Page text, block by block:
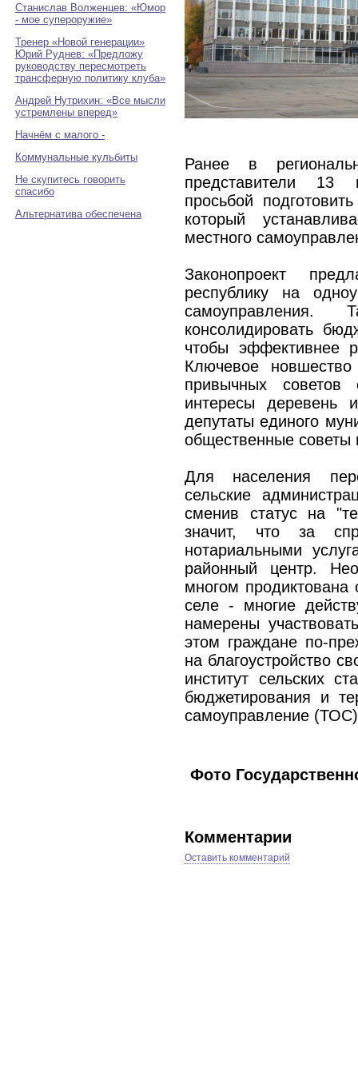
Станислав Волженцев: «Юмор
- мое супероружие»
Тренер «Новой генерации»
Юрий Руднев: «Предложу
руководству пересмотреть
трансферную политику клуба»
Андрей Нутрихин: «Все мысли
устремлены вперед»
Начнём с малого -
Коммунальные кульбиты
Не скупитесь говорить
спасибо
Альтернатива обеспечена
Ранее в
представители 13
просьбой
который
местного
Законопроект
республику на
самоуправления.
консолидировать
чтобы эффективнее
Ключевое
привычных советов
интересы деревень
депутаты единого
общественные советы
Для населения
сельские
сменив статус на
значит, что за
нотариальными
районный центр.
многом
селе - многие
намерены
этом граждане
на благоустройство
институт сельских
бюджетирования и
самоуправление
Фото
Комментарии
Оставить комментарий